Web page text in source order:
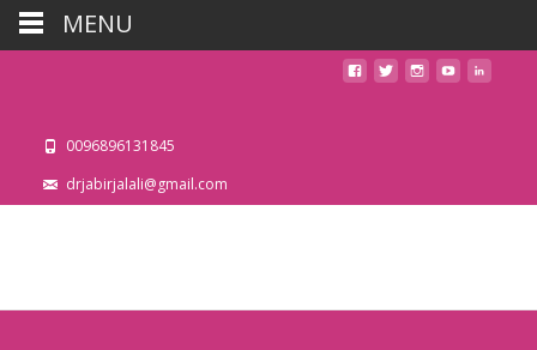
0096896131845
drjabirjalali@gmail.com
MENU